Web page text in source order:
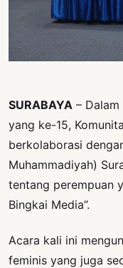
SURABAYA –
yang ke-15,
berkolaborasi
Muhammadiyah)
tentang perempuan
Bingkai Media”.
Acara kali ini
feminis yang juga